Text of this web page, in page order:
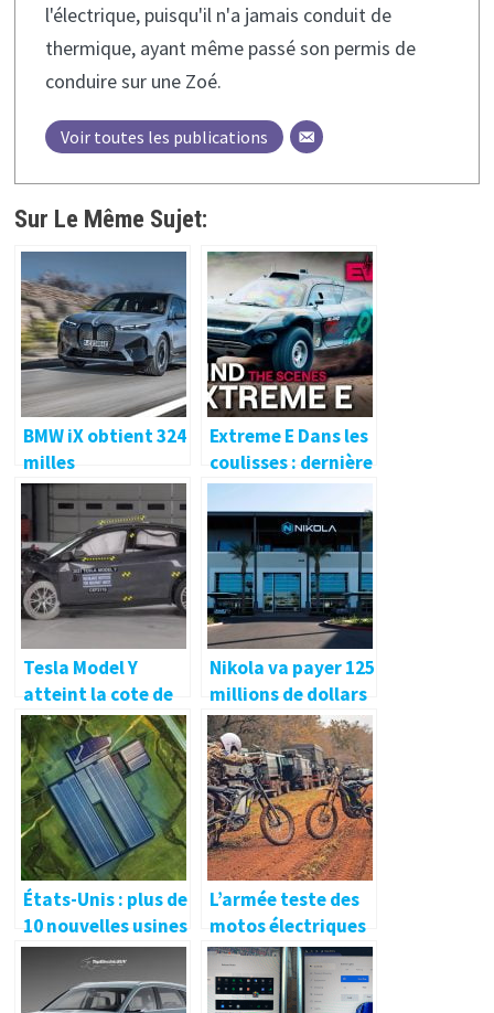
l'électrique, puisqu'il n'a jamais conduit de
thermique, ayant même passé son permis de
conduire sur une Zoé.
Voir toutes les publications
Sur Le Même Sujet:
BMW iX obtient 324
milles
d’autonomie EPA :
voici tout ce que
nous savons
Extreme E Dans les
coulisses : dernière
course de la saison
Tesla Model Y
atteint la cote de
sécurité IIHS la
plus élevée
possible
Nikola va payer 125
millions de dollars
en accord de
règlement avec la
SEC
États-Unis : plus de
10 nouvelles usines
de batteries
seront lancées en
2022-2025
L’armée teste des
motos électriques
Sur Ron pour une
utilisation en
parachutage avec